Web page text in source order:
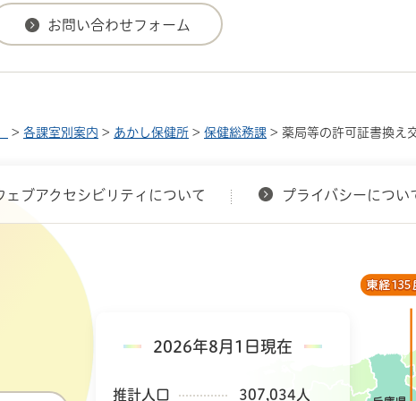
> 各課室別案内 > あかし保健所 > 保健総務課 > 薬局等の許可証書換え
ェブアクセシビリティについて プライバシーについ
2026年8月1日現在
推計人口 307,034人